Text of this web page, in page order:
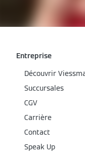
Entreprise
Découvrir
Succursales
CGV
Carrière
Contact
Speak Up